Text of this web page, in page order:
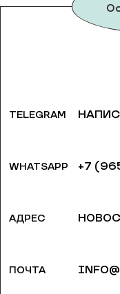
TELEGRAM
WHATSAPP
АДРЕС
ПОЧТА
+7